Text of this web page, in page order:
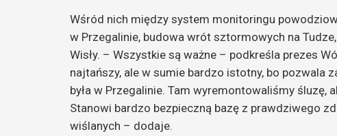
Wśród nich między system monitoringu
w Przegalinie, budowa wrót sztormowych na
Wisły. – Wszystkie są ważne – podkreśla prezes
najtańszy, ale w sumie bardzo istotny, bo pozwala
była w Przegalinie. Tam wyremontowaliśmy śluzę,
Stanowi bardzo bezpieczną bazę z prawdziwego
wiślanych – dodaje.